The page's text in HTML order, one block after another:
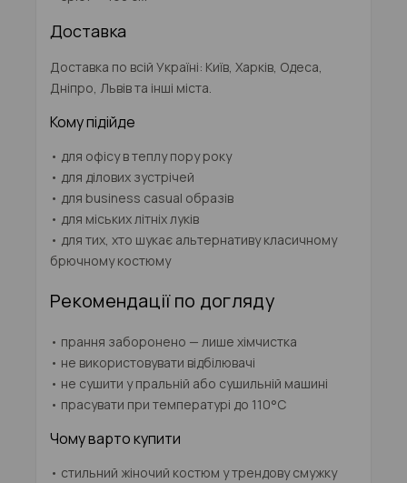
Доставка
Доставка по всій Україні: Київ, Харків, Одеса,
Дніпро, Львів та інші міста.
Кому підійде
• для офісу в теплу пору року
• для ділових зустрічей
• для business casual образів
• для міських літніх луків
• для тих, хто шукає альтернативу класичному
брючному костюму
Рекомендації по догляду
• прання заборонено — лише хімчистка
• не використовувати відбілювачі
• не сушити у пральній або сушильній машині
• прасувати при температурі до 110°C
Чому варто купити
• стильний жіночий костюм у трендову смужку